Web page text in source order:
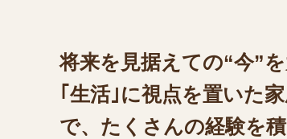
将来を見据えての“今”
｢生活｣に視点を置いた
で、たくさんの経験を